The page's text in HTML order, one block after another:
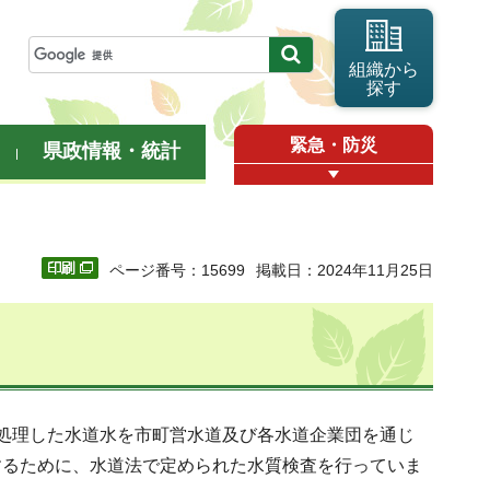
組織から
探す
県政情報・統計 緊急・防災
ページ番号：15699 掲載日：2024年11月25日
した水道水を市町営水道及び各水道企業団を通じ
ために、水道法で定められた水質検査を行っていま